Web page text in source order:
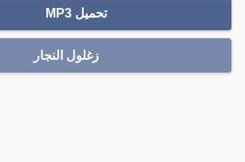
تحميل MP3
زغلول النجار